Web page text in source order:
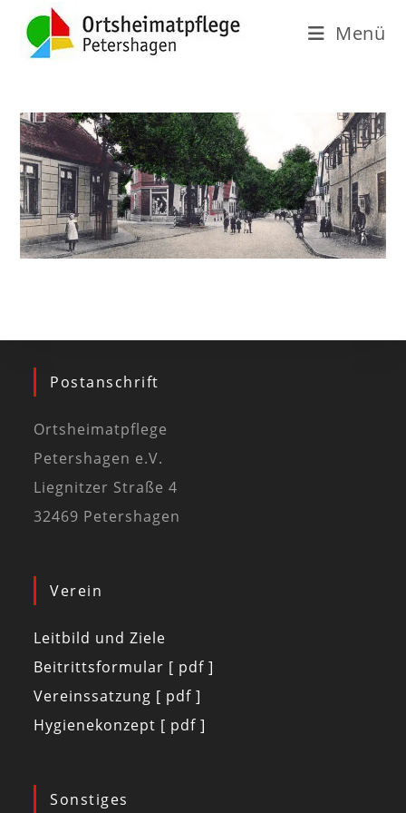
Menü
Postanschrift
Ortsheimatpflege
Petershagen e.V.
Liegnitzer Straße 4
32469 Petershagen
Verein
Leitbild und Ziele
Beitrittsformular [ pdf ]
Vereinssatzung [ pdf ]
Hygienekonzept [ pdf ]
Sonstiges